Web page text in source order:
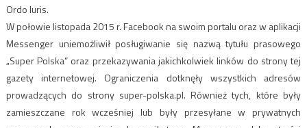
Ordo Iuris.
W połowie listopada 2015 r. Facebook na swoim portalu oraz w aplikacji
Messenger uniemożliwił posługiwanie się nazwą tytułu prasowego
„Super Polska” oraz przekazywania jakichkolwiek linków do strony tej
gazety internetowej. Ograniczenia dotknęły wszystkich adresów
prowadzących do strony super-polska.pl. Również tych, które były
zamieszczane rok wcześniej lub były przesyłane w prywatnych